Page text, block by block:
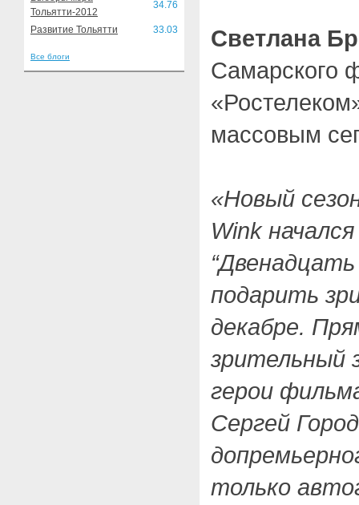
Тольятти-2012
34.76
Развитие Тольятти 33.03
Все блоги
Светлана
Самарского
массовым
«Новый
Wink
подарить
декабре.
зрительный
герои
Сергей
только